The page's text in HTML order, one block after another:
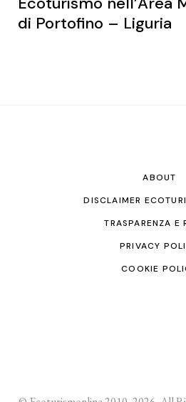
di Portofino – Liguria
ABOUT
DISCLAIMER
TRASPARENZA E
PRIVACY
COOKIE